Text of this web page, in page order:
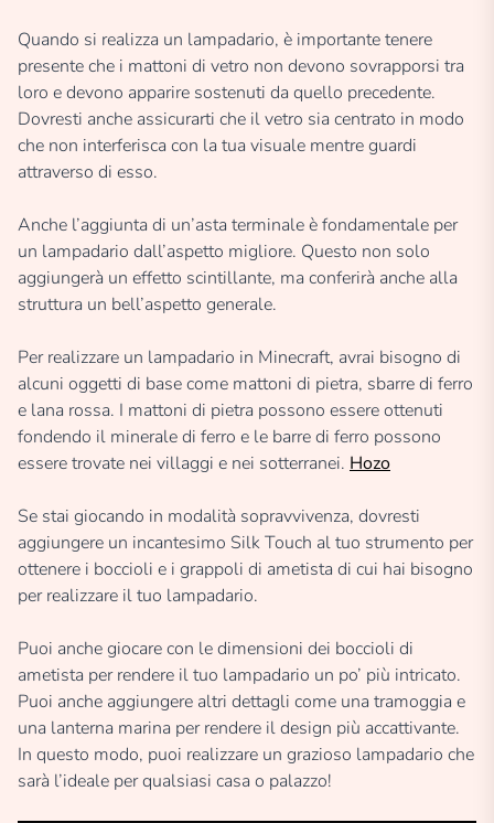
Quando si realizza un lampadario, è importante tenere
presente che i mattoni di vetro non devono sovrapporsi tra
loro e devono apparire sostenuti da quello precedente.
Dovresti anche assicurarti che il vetro sia centrato in modo
che non interferisca con la tua visuale mentre guardi
attraverso di esso.
Anche l’aggiunta di un’asta terminale è fondamentale per
un lampadario dall’aspetto migliore. Questo non solo
aggiungerà un effetto scintillante, ma conferirà anche alla
struttura un bell’aspetto generale.
Per realizzare un lampadario in Minecraft, avrai bisogno di
alcuni oggetti di base come mattoni di pietra, sbarre di ferro
e lana rossa. I mattoni di pietra possono essere ottenuti
fondendo il minerale di ferro e le barre di ferro possono
essere trovate nei villaggi e nei sotterranei. Hozo
Se stai giocando in modalità sopravvivenza, dovresti
aggiungere un incantesimo Silk Touch al tuo strumento per
ottenere i boccioli e i grappoli di ametista di cui hai bisogno
per realizzare il tuo lampadario.
Puoi anche giocare con le dimensioni dei boccioli di
ametista per rendere il tuo lampadario un po’ più intricato.
Puoi anche aggiungere altri dettagli come una tramoggia e
una lanterna marina per rendere il design più accattivante.
In questo modo, puoi realizzare un grazioso lampadario che
sarà l’ideale per qualsiasi casa o palazzo!